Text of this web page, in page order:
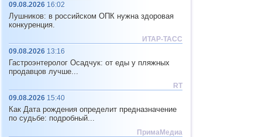
15 Исландия
16 Пуэрто-Рико
09.08.2026 16:02
Лушников: в российском ОПК нужна здоровая
конкуренция.
ИТАР-ТАСС
09.08.2026 13:16
Гастроэнтеролог Осадчук: от еды у пляжных
продавцов лучше...
RT
09.08.2026 15:40
Как Дата рождения определит предназначение
по судьбе: подробный...
ПримаМедиа